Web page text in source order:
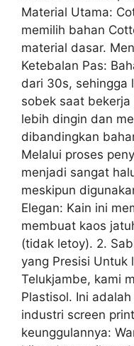
Material Utama:
memilih bahan
material dasar.
Ketebalan Pas:
dari 30s, sehingga
sobek saat
lebih dingin dan
dibandingkan
Melalui proses
menjadi sangat
meskipun
Elegan: Kain ini
membuat kaos
(tidak letoy). 2.
yang Presisi Untuk
Telukjambe, kami
Plastisol. Ini
industri screen
keunggulannya: